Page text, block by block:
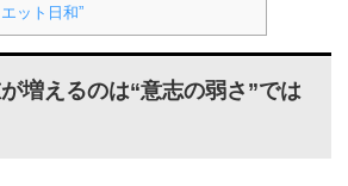
ット日和”
増えるのは“意志の弱さ”では